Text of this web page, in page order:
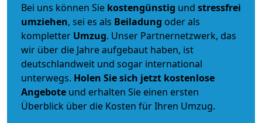
Bei uns können Sie kostengünstig und stressfrei
umziehen, sei es als Beiladung oder als
kompletter Umzug. Unser Partnernetzwerk, das
wir über die Jahre aufgebaut haben, ist
deutschlandweit und sogar international
unterwegs. Holen Sie sich jetzt kostenlose
Angebote und erhalten Sie einen ersten
Überblick über die Kosten für Ihren Umzug.